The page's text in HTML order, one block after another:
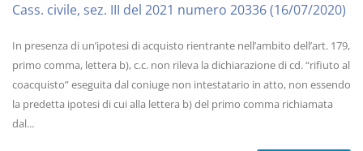
Cass. civile, sez. III del 2021 numero 20336 (16/07/2020)
In presenza di un’ipotesi di acquisto rientrante nell’ambito dell’art. 179,
primo comma, lettera b), c.c. non rileva la dichiarazione di cd. “rifiuto al
coacquisto” eseguita dal coniuge non intestatario in atto, non essendo
la predetta ipotesi di cui alla lettera b) del primo comma richiamata
dal...